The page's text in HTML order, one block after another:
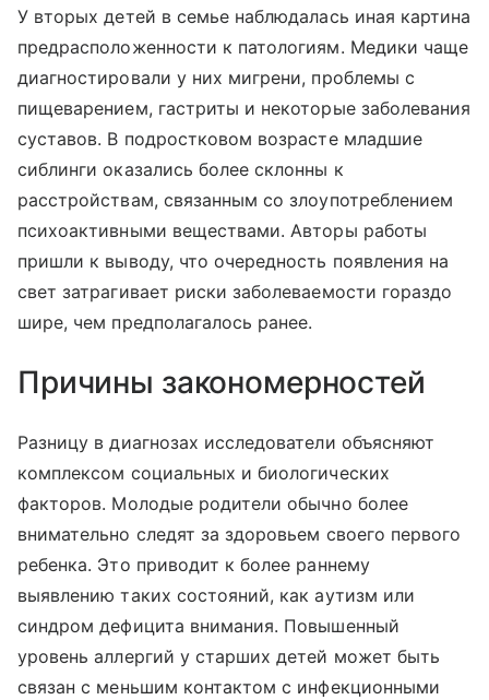
У вторых детей в семье наблюдалась иная картина
предрасположенности к патологиям. Медики чаще
диагностировали у них мигрени, проблемы с
пищеварением, гастриты и некоторые заболевания
суставов. В подростковом возрасте младшие
сиблинги оказались более склонны к
расстройствам, связанным со злоупотреблением
психоактивными веществами. Авторы работы
пришли к выводу, что очередность появления на
свет затрагивает риски заболеваемости гораздо
шире, чем предполагалось ранее.
Причины закономерностей
Разницу в диагнозах исследователи объясняют
комплексом социальных и биологических
факторов. Молодые родители обычно более
внимательно следят за здоровьем своего первого
ребенка. Это приводит к более раннему
выявлению таких состояний, как аутизм или
синдром дефицита внимания. Повышенный
уровень аллергий у старших детей может быть
связан с меньшим контактом с инфекционными